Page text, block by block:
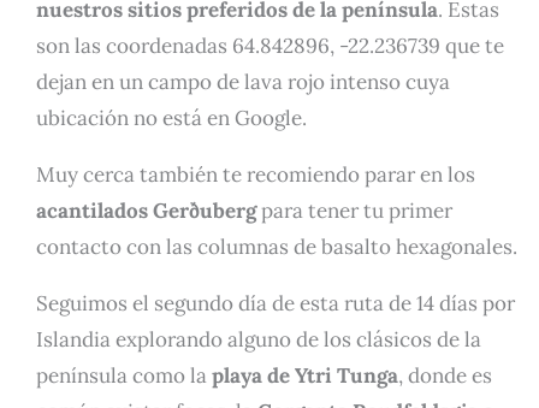
nuestros sitios preferidos de la península. Estas
son las coordenadas 64.842896, -22.236739 que te
dejan en un campo de lava rojo intenso cuya
ubicación no está en Google.
Muy cerca también te recomiendo parar en los
acantilados Gerðubergpara tener tu primer
contacto con las columnas de basalto hexagonales.
Seguimos el segundo día de esta ruta de 14 días por
Islandia explorando alguno de los clásicos de la
península como laplaya de Ytri Tunga, donde es